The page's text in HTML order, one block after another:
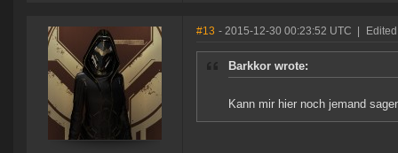
#13 - 2015-12-30 00:23:52 UTC
Barkkor wrote:
Kann mir hier noch jemand